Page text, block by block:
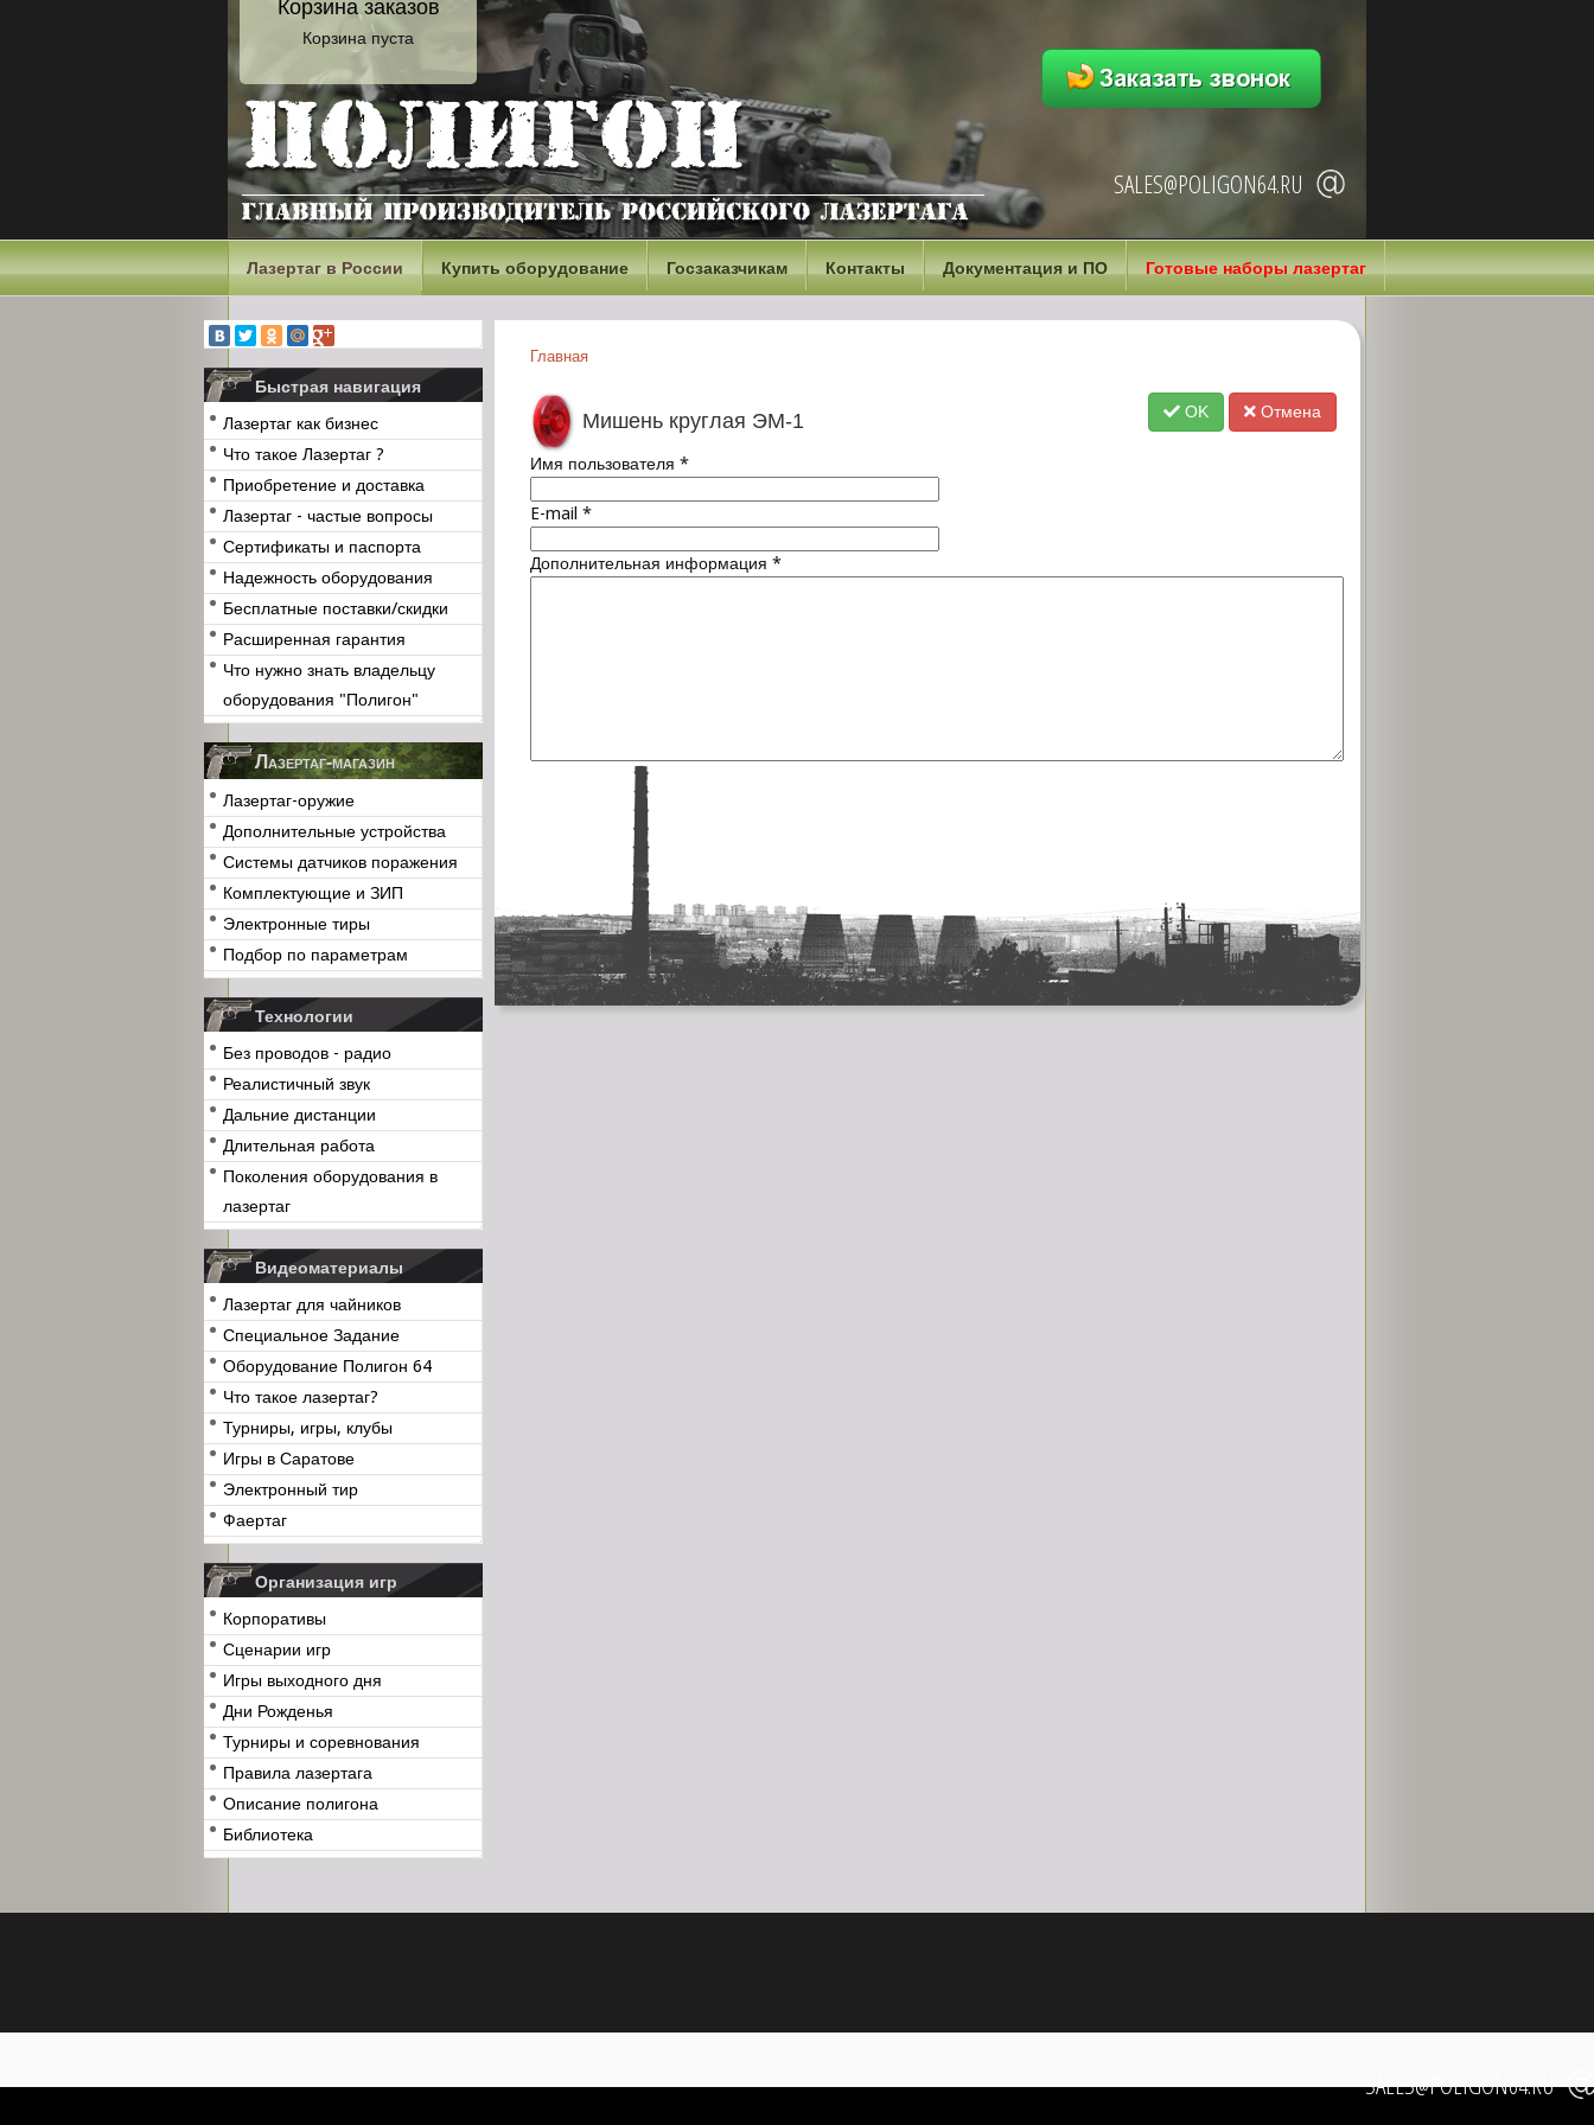
SALES@POLIGON64.RU
Корзина заказов
Корзина пуста
Лазертаг в России Купить оборудование Госзаказчикам Контакты Документация и ПО Готовые наборы лазертаг
Быстрая навигация
Лазертаг как бизнес
Что такое Лазертаг ?
Приобретение и доставка
Лазертаг - частые вопросы
Сертификаты и паспорта
Надежность оборудования
Бесплатные поставки/скидки
Расширенная гарантия
Что нужно знать владельцу
оборудования "Полигон"
Лазертаг-магазин
Лазертаг-оружие
Дополнительные устройства
Системы датчиков поражения
Комплектующие и ЗИП
Электронные тиры
Подбор по параметрам
Технологии
Без проводов - радио
Реалистичный звук
Дальние дистанции
Длительная работа
Поколения оборудования в
лазертаг
Видеоматериалы
Лазертаг для чайников
Специальное Задание
Оборудование Полигон 64
Что такое лазертаг?
Турниры, игры, клубы
Игры в Саратове
Электронный тир
Фаертаг
Организация игр
Корпоративы
Сценарии игр
Игры выходного дня
Дни Рожденья
Турниры и соревнования
Правила лазертага
Описание полигона
Библиотека
Главная
Мишень круглая ЭМ-1 OK Отмена
Имя пользователя *
E-mail *
Дополнительная информация *
SALES@POLIGON64.RU